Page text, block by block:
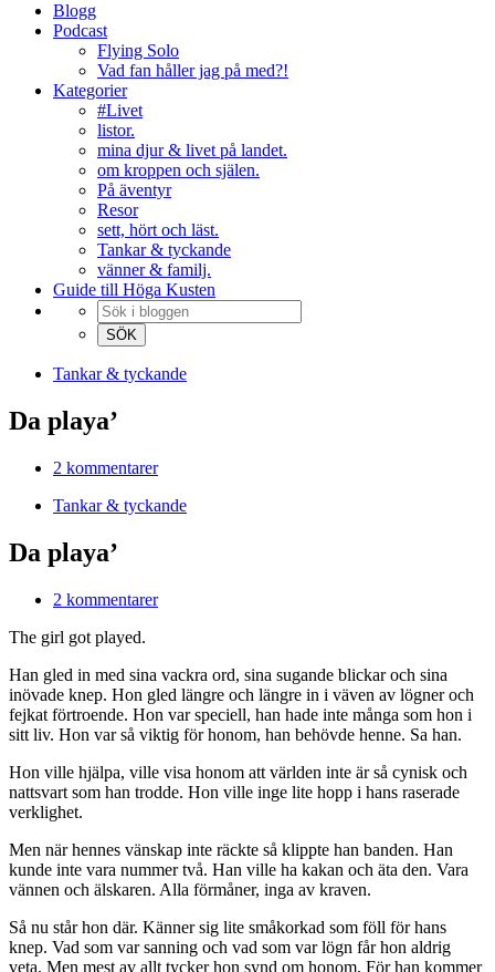
Blogg
Podcast
Flying Solo
Vad fan håller jag på med?!
Kategorier
#Livet
listor.
mina djur & livet på landet.
om kroppen och själen.
På äventyr
Resor
sett, hört och läst.
Tankar & tyckande
vänner & familj.
Guide till Höga Kusten
Tankar & tyckande
Da playa’
2 kommentarer
Tankar & tyckande
Da playa’
2 kommentarer
The girl got played.
Han gled in med sina vackra ord, sina sugande blickar och sina
inövade knep. Hon gled längre och längre in i väven av lögner och
fejkat förtroende. Hon var speciell, han hade inte många som hon i
sitt liv. Hon var så viktig för honom, han behövde henne. Sa han.
Hon ville hjälpa, ville visa honom att världen inte är så cynisk och
nattsvart som han trodde. Hon ville inge lite hopp i hans raserade
verklighet.
Men när hennes vänskap inte räckte så klippte han banden. Han
kunde inte vara nummer två. Han ville ha kakan och äta den. Vara
vännen och älskaren. Alla förmåner, inga av kraven.
Så nu står hon där. Känner sig lite småkorkad som föll för hans
knep. Vad som var sanning och vad som var lögn får hon aldrig
veta. Men mest av allt tycker hon synd om honom. För han kommer